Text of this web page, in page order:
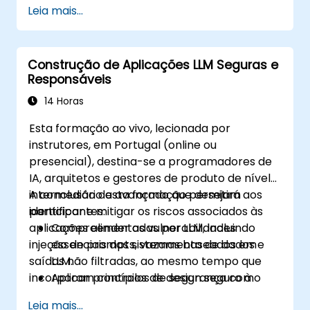
Implementar práticas recomendadas de
segurança para a IA.
Entender conformidade regulatória e
considerações éticas para a IA.
Desenvolver estratégias para uma
governança e gestão eficazes da IA.
Leia mais...
Construção de Aplicações LLM Seguras e
Responsáveis
14 Horas
Esta formação ao vivo, lecionada por
instrutores, em Portugal (online ou
presencial), destina-se a programadores de
IA, arquitetos e gestores de produto de nível
intermediário a avançado que desejam
identificar e mitigar os riscos associados às
aplicações alimentadas por LLM, incluindo
injeção de prompts, vazamento de dados e
saídas não filtradas, ao mesmo tempo que
incorporam controlos de segurança como
A conclusão desta formação permitirá aos
participantes:
Compreender as vulnerabilidades
essenciais dos sistemas baseados em
LLM.
Aplicar princípios de design seguro à
Leia mais...